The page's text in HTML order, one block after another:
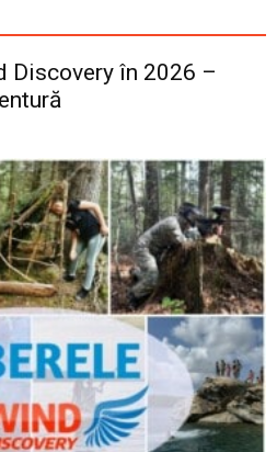
Discovery în 2026 –